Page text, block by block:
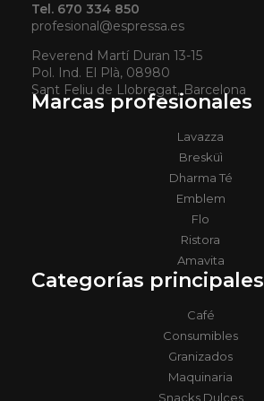
Tel. 670 334 850
profesional@espressa.es
Reverend Martí Duran 13-15
Pol. Ind. El Plà, 08980
Sant Feliu de Llobregat, Barcelona
Marcas profesionales
Lavazza
Bresküì
Dharma Té
Emblem
Flo
Ristora
Amavita
Categorías principales
Café
Consumibles
Granizados
Maquinaria
Snacks Dulces